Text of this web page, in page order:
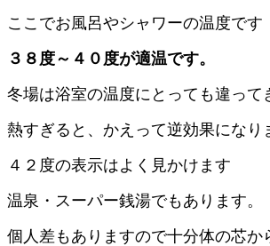
ここでお風呂やシャワーの温度です
３８度～４０度が適温です。
冬場は浴室の温度にとっても違って
熱すぎると、かえって逆効果になり
４２度の表示はよく見かけます
温泉・スーパー銭湯でもあります。
個人差もありますので十分体の芯か